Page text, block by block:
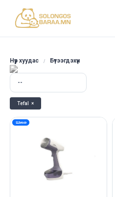
Нүүр хуудас Бүтээгдэхүүн
Tefal ×
Шинэ